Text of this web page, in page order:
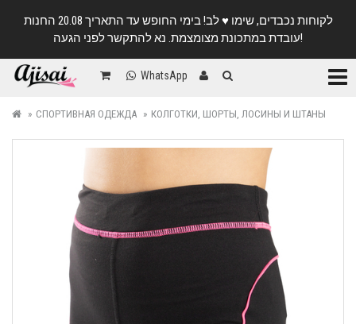
לקוחות נכבדים, שימו ♥️ לב! בימי החופש עד התאריך 20.08 החנות
עובדת במתכונת מצומצמת. נא להתקשר לפני הגעה!
WhatsApp
СПОРТИВНАЯ ОДЕЖДА КОЛГОТКИ, ШОРТЫ, ЛОСИНЫ И ШТАНЫ